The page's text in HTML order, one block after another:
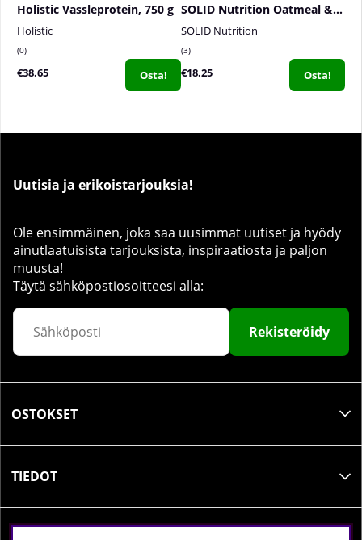
Holistic Vassleprotein, 750 g
Holistic
0
€38.65 Osta!
SOLID Nutrition Oatmeal & Protein Mix, 750 g
SOLID Nutrition
3
€18.25 Osta!
Uutisia ja erikoistarjouksia!
Ole ensimmäinen, joka saa uusimmat uutiset ja hyödy
ainutlaatuisista tarjouksista, inspiraatiosta ja paljon
muusta!
Täytä sähköpostiosoitteesi alla:
Rekisteröidy
OSTOKSET
TIEDOT